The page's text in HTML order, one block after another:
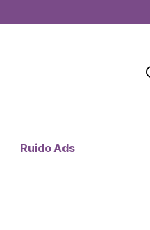
Ruido Ads